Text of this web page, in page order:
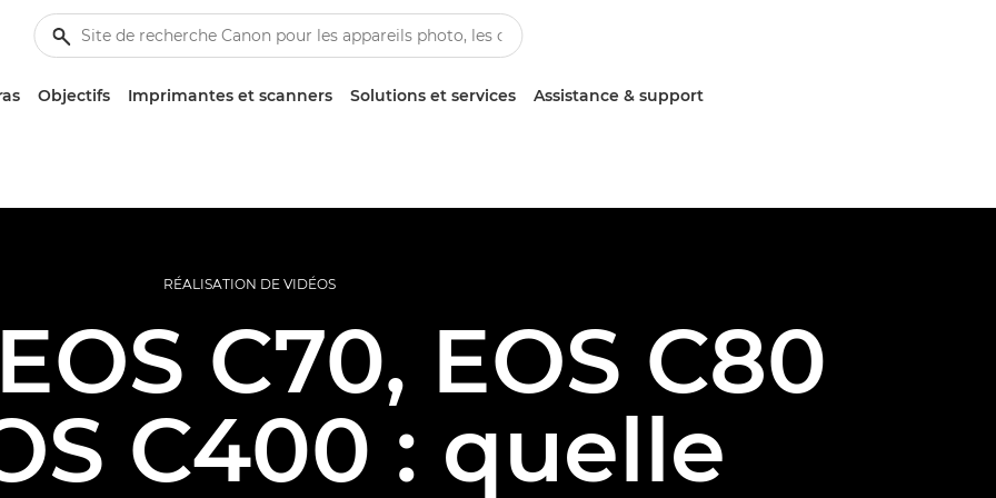
Objectifs Imprimantes et scanners Solutions et services Assistance & support
RÉALISATION DE VIDÉOS
C70, EOS C80
C400 : quelle